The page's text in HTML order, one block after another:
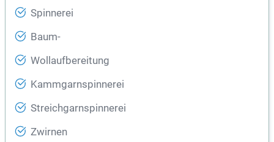
Spinnerei
Baum-
Wollaufbereitung
Kammgarnspinnerei
Streichgarnspinnerei
Zwirnen